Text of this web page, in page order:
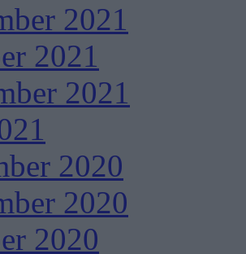
2021
2021
2021
2020
2020
2020